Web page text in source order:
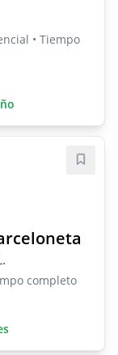
• Tiempo
completo